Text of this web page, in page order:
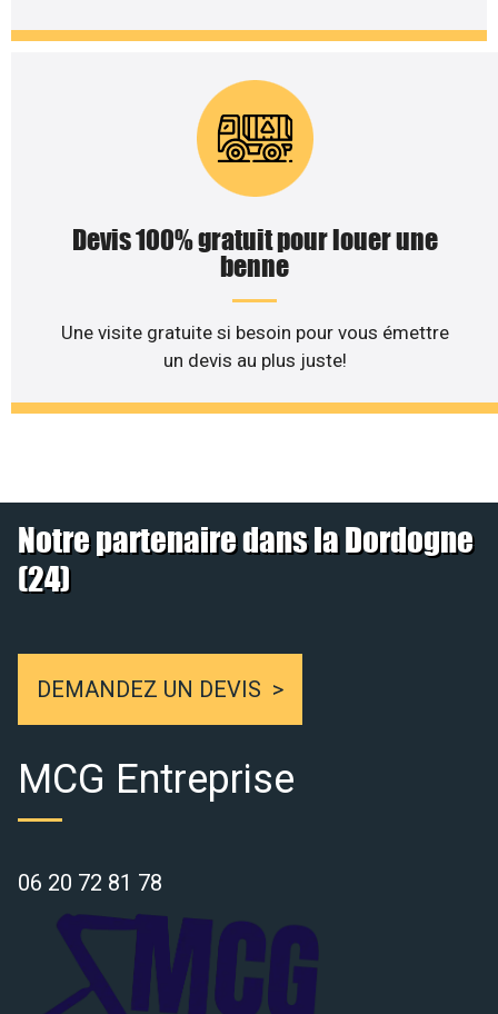
Devis 100% gratuit pour louer une
benne
Une visite gratuite si besoin pour vous émettre
un devis au plus juste!
Notre partenaire dans la Dordogne
(24)
DEMANDEZ UN DEVIS
MCG Entreprise
06 20 72 81 78